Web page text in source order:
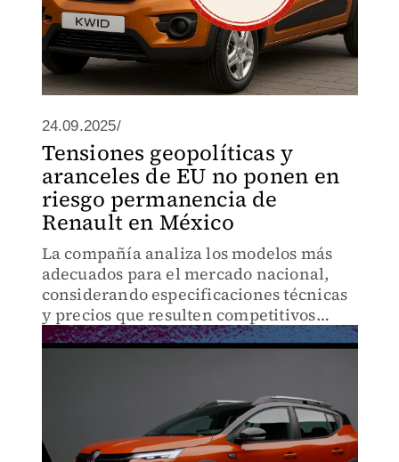
24.09.2025/
Tensiones geopolíticas y
aranceles de EU no ponen en
riesgo permanencia de
Renault en México
La compañía analiza los modelos más
adecuados para el mercado nacional,
considerando especificaciones técnicas
y precios que resulten competitivos
frente a la oferta disponible